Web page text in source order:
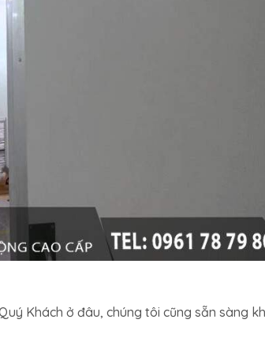
Khách ở đâu, chúng tôi cũng sẵn sàng